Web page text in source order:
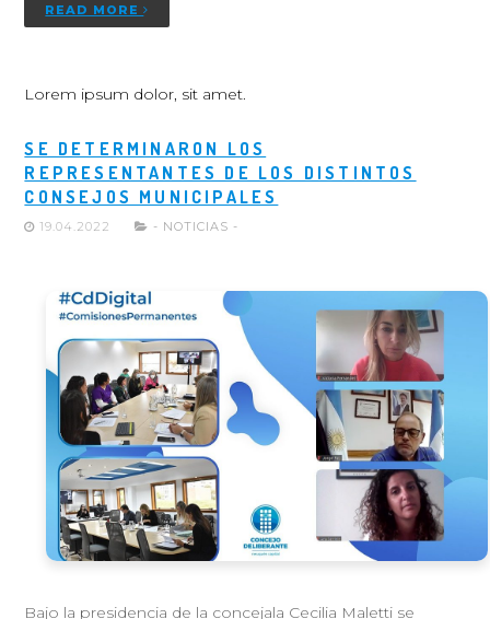
READ MORE
Lorem ipsum dolor, sit amet.
SE DETERMINARON LOS
REPRESENTANTES DE LOS DISTINTOS
CONSEJOS MUNICIPALES
19.04.2022 - NOTICIAS -
Bajo la presidencia de la concejala Cecilia Maletti se